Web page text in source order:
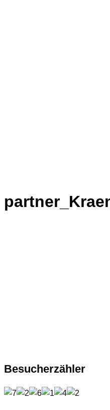
Besucherzähler